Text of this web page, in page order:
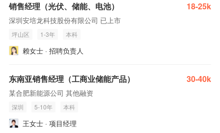
销售经理（光伏、储能、电池） 18-25k
深圳安培龙科技股份有限公司 已上市
坪山区 1-3年 本科
赖女士 · 招聘负责人
东南亚销售经理（工商业储能产品） 30-40k
某合肥新能源公司 其他融资
深圳 5-10年 本科
王女士 · 项目经理